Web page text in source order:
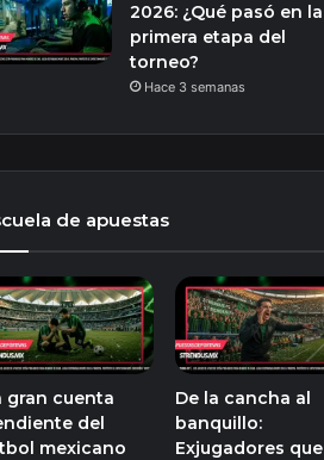
2026: ¿Qué pasó en la
primera etapa del
torneo?
Hace 3 semanas
de apuestas
gran cuenta
del
mexicano
De la cancha al
banquillo:
Exjugadores que